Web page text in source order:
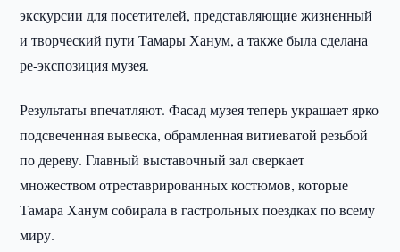
экскурсии для посетителей, представляющие жизненный
и творческий пути Тамары Ханум, а также была сделана
ре-экспозиция музея.
Результаты впечатляют. Фасад музея теперь украшает ярко
подсвеченная вывеска, обрамленная витиеватой резьбой
по дереву. Главный выставочный зал сверкает
множеством отреставрированных костюмов, которые
Тамара Ханум собирала в гастрольных поездках по всему
миру.